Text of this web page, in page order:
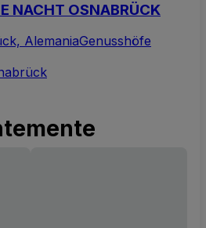
NACHT OSNABRÜCK
AlemaniaGenusshöfe